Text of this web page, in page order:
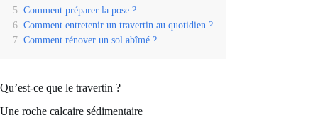
Comment préparer la pose ?
Comment entretenir un travertin au quotidien ?
Comment rénover un sol abîmé ?
Qu’est-ce que le travertin ?
Une roche calcaire sédimentaire